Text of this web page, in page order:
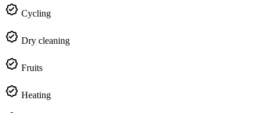
Cycling
Dry cleaning
Fruits
Heating